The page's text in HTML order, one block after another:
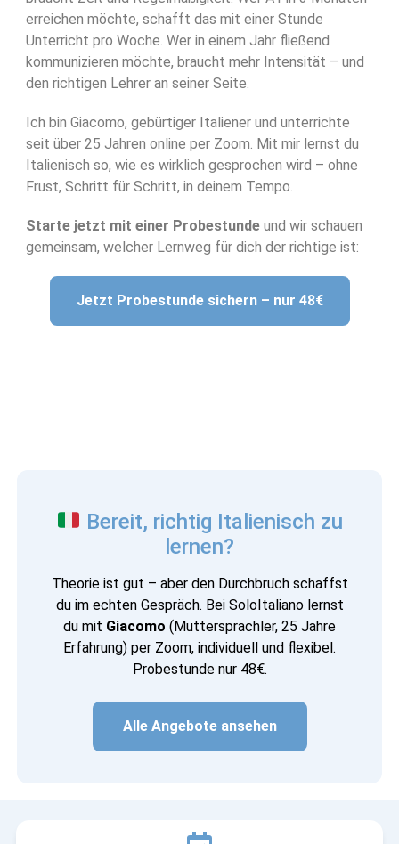
erreichen möchte, schafft das mit einer Stunde
Unterricht pro Woche. Wer in einem Jahr fließend
kommunizieren möchte, braucht mehr Intensität – und
den richtigen Lehrer an seiner Seite.
Ich bin Giacomo, gebürtiger Italiener und unterrichte
seit über 25 Jahren online per Zoom. Mit mir lernst du
Italienisch so, wie es wirklich gesprochen wird – ohne
Frust, Schritt für Schritt, in deinem Tempo.
Starte jetzt mit einer Probestundeund wir schauen
gemeinsam, welcher Lernweg für dich der richtige ist:
Jetzt Probestunde sichern – nur 48€
Bereit, richtig Italienisch zu
lernen?
Theorie ist gut – aber den Durchbruch schaffst
du im echten Gespräch. Bei SoloItaliano lernst
du mit Giacomo (Muttersprachler, 25 Jahre
Erfahrung) per Zoom, individuell und flexibel.
Probestunde nur 48€.
Alle Angebote ansehen